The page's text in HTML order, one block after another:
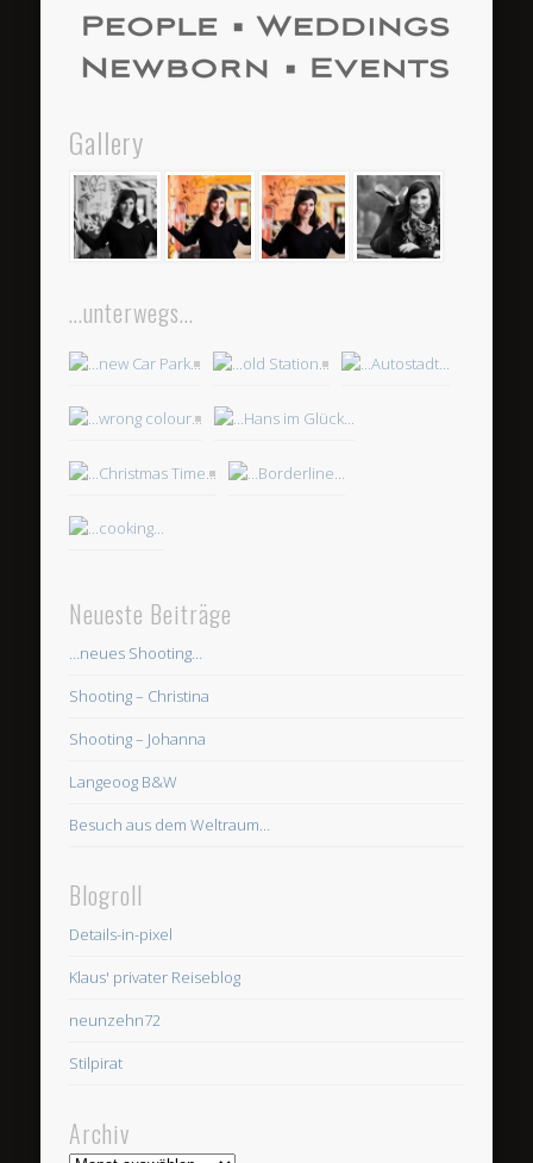
Gallery
…unterwegs…
Neueste Beiträge
…neues Shooting…
Shooting – Christina
Shooting – Johanna
Langeoog B&W
Besuch aus dem Weltraum…
Blogroll
Details-in-pixel
Klaus' privater Reiseblog
neunzehn72
Stilpirat
Archiv